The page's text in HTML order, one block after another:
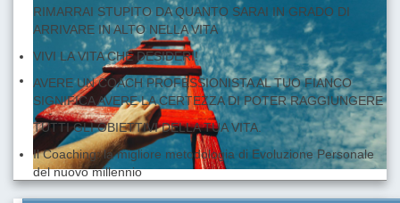
I LIMITI SONO SOLO QUELLI DELLA TUA IMMAGINAZIONE!
RIMARRAI STUPITO DA QUANTO SARAI IN GRADO DI
ARRIVARE IN ALTO NELLA VITA
VIVI LA VITA CHE DESIDERI!
AVERE UN COACH PROFESSIONISTA AL TUO FIANCO
SIGNIFICA AVERE LA CERTEZZA DI POTER RAGGIUNGERE
TUTTI GLI OBIETTIVI DELLA TUA VITA.
Il Coaching: la migliore metodologia di Evoluzione Personale
del nuovo millennio